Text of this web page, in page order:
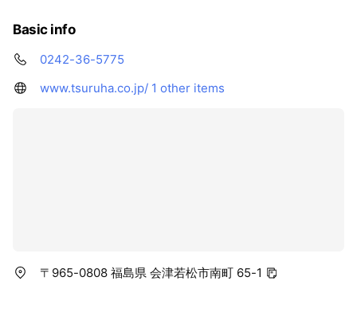
Basic info
0242-36-5775
www.tsuruha.co.jp/ 1 other items
〒965-0808 福島県 会津若松市南町 65-1